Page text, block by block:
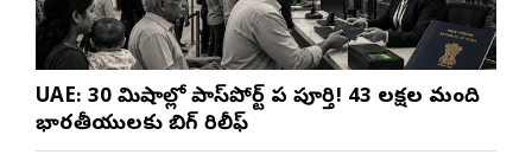
UAE: 30 నిమిషాల్లో పాస్‌పోర్ట్ పని పూర్తి! 43 లక్షల మంది
భారతీయులకు బిగ్ రిలీఫ్